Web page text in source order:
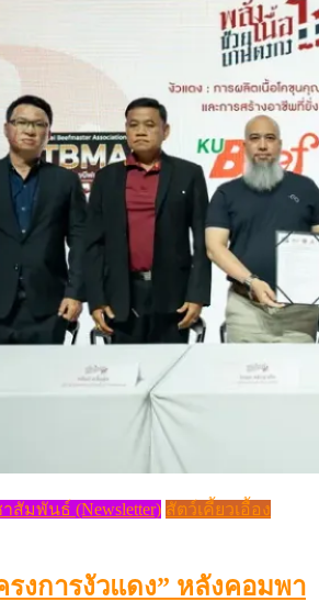
สัมพันธ์ (Newsletter) สัตว์เคี้ยวเอื้อง
รงการงัวแดง” หลังคอมพา